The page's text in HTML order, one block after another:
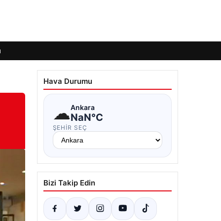
Hava Durumu
☁Ankara
NaN°C
ŞEHIR SEÇ
Bizi Takip Edin